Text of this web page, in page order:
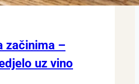
začinima –
uz vino